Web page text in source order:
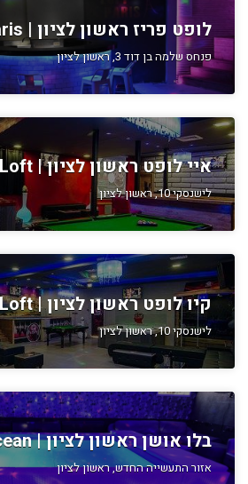
לופט פריז ראשון לציון | Loft Paris
פנחס שלמה בן דוד 3, ראשון לציון
איי לופט ראשון לציון | i – Loft
לישנסקי 10, ראשון לציון
קיו לופט ראשון לציון | Q – Loft
לישנסקי 10, ראשון לציון
בלו אושן ראשון לציון | Blue Ocean
אזור התעשייה החדש, ראשון לציון